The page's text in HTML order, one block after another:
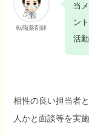
転職薬剤師
当
ン
活
相性の良い担当者
人かと面談等を実